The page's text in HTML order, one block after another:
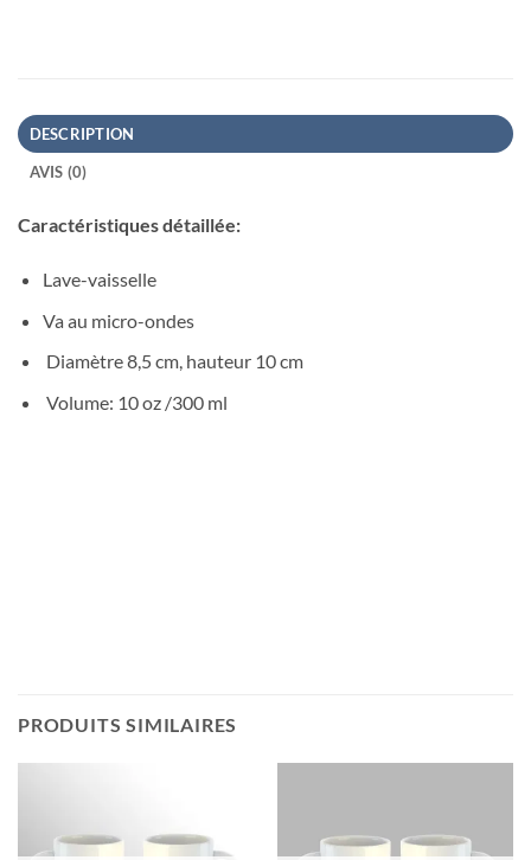
DESCRIPTION
AVIS (0)
Caractéristiques détaillée:
Lave-vaisselle
Va au micro-ondes
Diamètre 8,5 cm, hauteur 10 cm
Volume: 10 oz /300 ml
PRODUITS SIMILAIRES